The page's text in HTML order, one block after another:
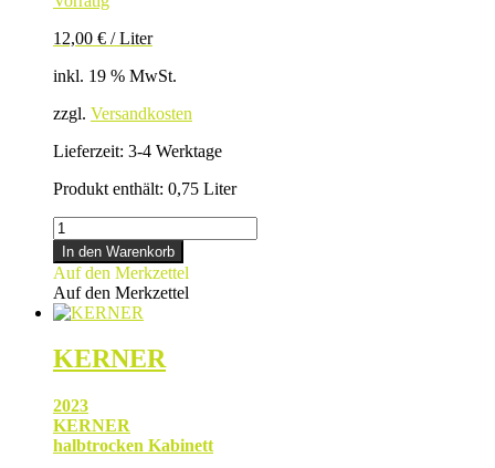
12,00 € /Liter
inkl. 19 % MwSt.
zzgl. Versandkosten
Lieferzeit: 3-4 Werktage
Produkt enthält: 0,75 Liter
BACCHUS
3
x
0,25
L
Menge
In den Warenkorb
Auf den Merkzettel
Auf den Merkzettel
KERNER
2023
KERNER
halbtrocken Kabinett